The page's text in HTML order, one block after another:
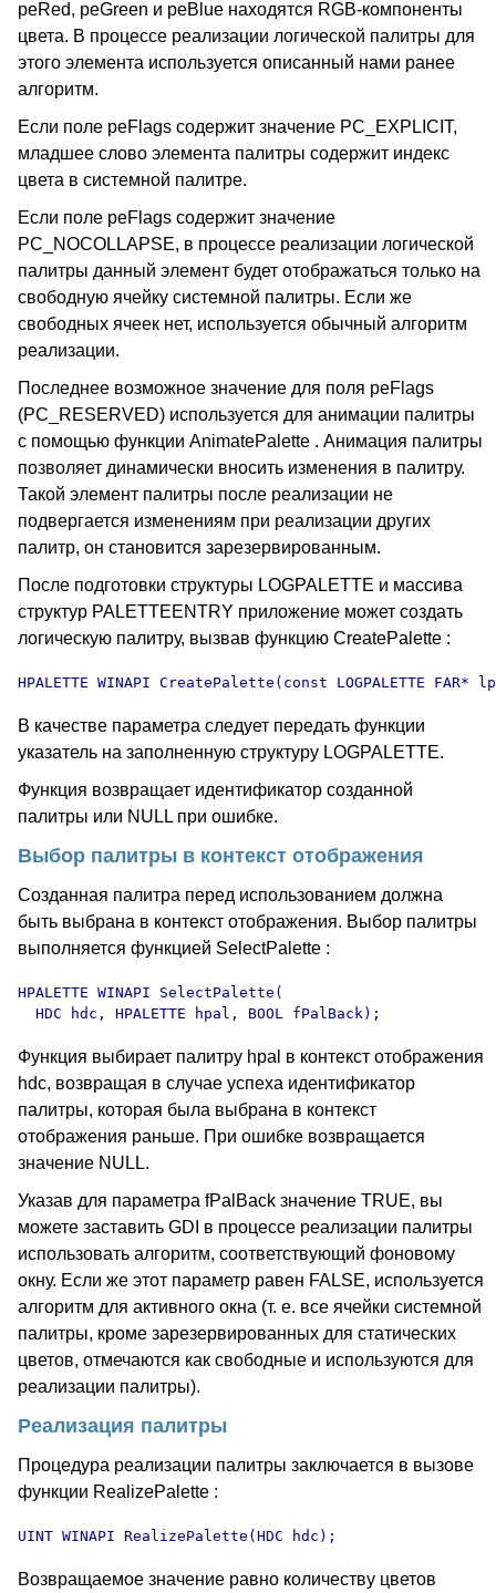
peRed, peGreen и peBlue находятся RGB-компоненты
цвета. В процессе реализации логической палитры для
этого элемента используется описанный нами ранее
алгоритм.
Если поле peFlags содержит значение PC_EXPLICIT,
младшее слово элемента палитры содержит индекс
цвета в системной палитре.
Если поле peFlags содержит значение
PC_NOCOLLAPSE, в процессе реализации логической
палитры данный элемент будет отображаться только на
свободную ячейку системной палитры. Если же
свободных ячеек нет, используется обычный алгоритм
реализации.
Последнее возможное значение для поля peFlags
(PC_RESERVED) используется для анимации палитры
с помощью функции AnimatePalette . Анимация палитры
позволяет динамически вносить изменения в палитру.
Такой элемент палитры после реализации не
подвергается изменениям при реализации других
палитр, он становится зарезервированным.
После подготовки структуры LOGPALETTE и массива
структур PALETTEENTRY приложение может создать
логическую палитру, вызвав функцию CreatePalette :
HPALETTE WINAPI CreatePalette(const LOGPALETTE
В качестве параметра следует передать функции
указатель на заполненную структуру LOGPALETTE.
Функция возвращает идентификатор созданной
палитры или NULL при ошибке.
Выбор палитры в контекст отображения
Созданная палитра перед использованием должна
быть выбрана в контекст отображения. Выбор палитры
выполняется функцией SelectPalette :
HPALETTE WINAPI SelectPalette(
  HDC hdc, HPALETTE hpal, BOOL fPalBack);
Функция выбирает палитру hpal в контекст отображения
hdc, возвращая в случае успеха идентификатор
палитры, которая была выбрана в контекст
отображения раньше. При ошибке возвращается
значение NULL.
Указав для параметра fPalBack значение TRUE, вы
можете заставить GDI в процессе реализации палитры
использовать алгоритм, соответствующий фоновому
окну. Если же этот параметр равен FALSE, используется
алгоритм для активного окна (т. е. все ячейки системной
палитры, кроме зарезервированных для статических
цветов, отмечаются как свободные и используются для
реализации палитры).
Реализация палитры
Процедура реализации палитры заключается в вызове
функции RealizePalette :
UINT WINAPI RealizePalette(HDC hdc);
Возвращаемое значение равно количеству цветов